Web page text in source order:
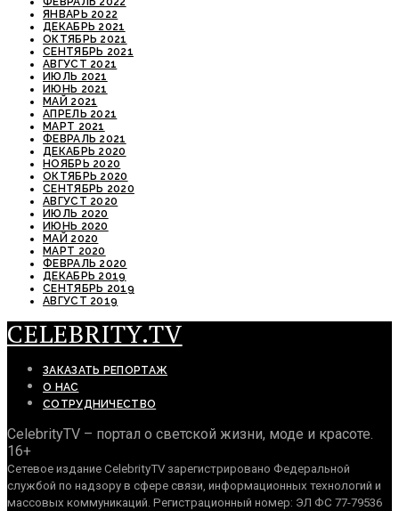
ЯНВАРЬ 2022
ДЕКАБРЬ 2021
ОКТЯБРЬ 2021
СЕНТЯБРЬ 2021
АВГУСТ 2021
ИЮЛЬ 2021
ИЮНЬ 2021
МАЙ 2021
АПРЕЛЬ 2021
МАРТ 2021
ФЕВРАЛЬ 2021
ДЕКАБРЬ 2020
НОЯБРЬ 2020
ОКТЯБРЬ 2020
СЕНТЯБРЬ 2020
АВГУСТ 2020
ИЮЛЬ 2020
ИЮНЬ 2020
МАЙ 2020
МАРТ 2020
ФЕВРАЛЬ 2020
ДЕКАБРЬ 2019
СЕНТЯБРЬ 2019
АВГУСТ 2019
CELEBRITY.TV
ЗАКАЗАТЬ РЕПОРТАЖ
О НАС
СОТРУДНИЧЕСТВО
CelebrityTV – портал о светской жизни, моде и красоте.
16+
Сетевое издание CelebrityTV зарегистрировано Федеральной
службой по надзору в сфере связи, информационных технологий и
массовых коммуникаций. Регистрационный номер: ЭЛ ФС 77-79536